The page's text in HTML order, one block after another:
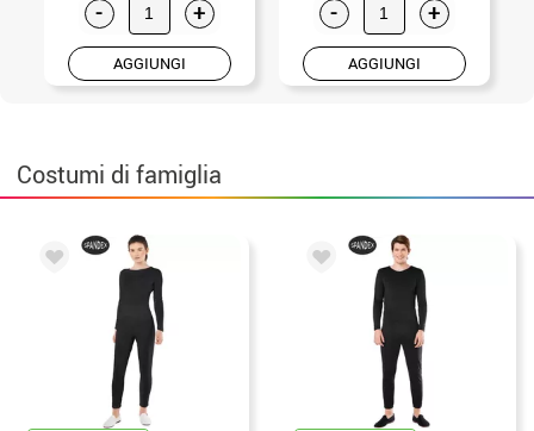
- +
AGGIUNGI
- +
AGGIUNGI
Costumi di famiglia